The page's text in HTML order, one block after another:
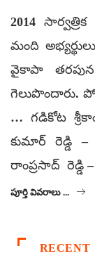
2014
మంది
వైకాపా
గెలుపొందారు.
… గడికోట
కుమార్ రెడ్డి
రాంప్రసాద్ రెడ్డి
పూర్తి వివరాలు ...
RECENT